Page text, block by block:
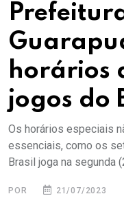
horários
jogos do
Os horários especiais
essenciais, como os
Brasil joga na segunda
POR 21/07/2023